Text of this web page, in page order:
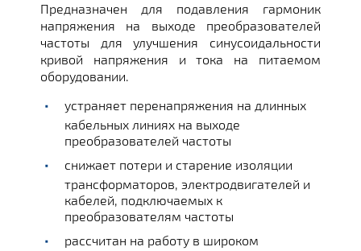
Предназначен для подавления гармоник
напряжения на выходе преобразователей
частоты для улучшения синусоидальности
кривой напряжения и тока на питаемом
оборудовании.
устраняет перенапряжения на длинных
кабельных линиях на выходе
преобразователей частоты
снижает потери и старение изоляции
трансформаторов, электродвигателей и
кабелей, подключаемых к
преобразователям частоты
рассчитан на работу в широком